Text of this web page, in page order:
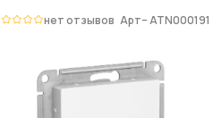
нет отзывов Арт– ATN000191